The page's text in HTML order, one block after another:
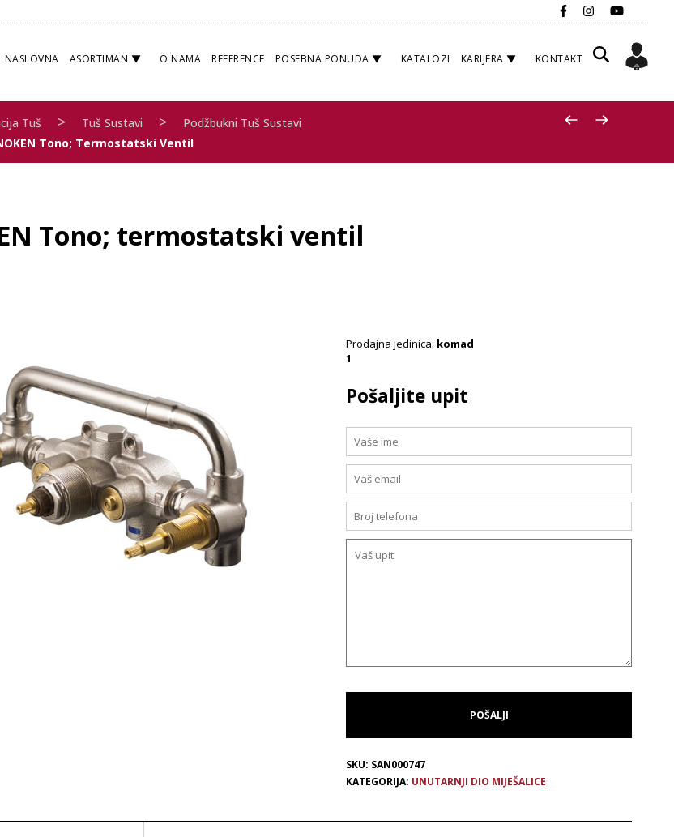
NASLOVNA ASORTIMAN O NAMA REFERENCE POSEBNA PONUDA KATALOZI KARIJERA KONTAKT
Tuš > Tuš Sustavi > Podžbukni Tuš Sustavi
Tono; Termostatski Ventil
Tono; termostatski ventil
Prodajna jedinica: komad
1
Pošaljite upit
SKU: SAN000747
KATEGORIJA: UNUTARNJI DIO MIJEŠALICE